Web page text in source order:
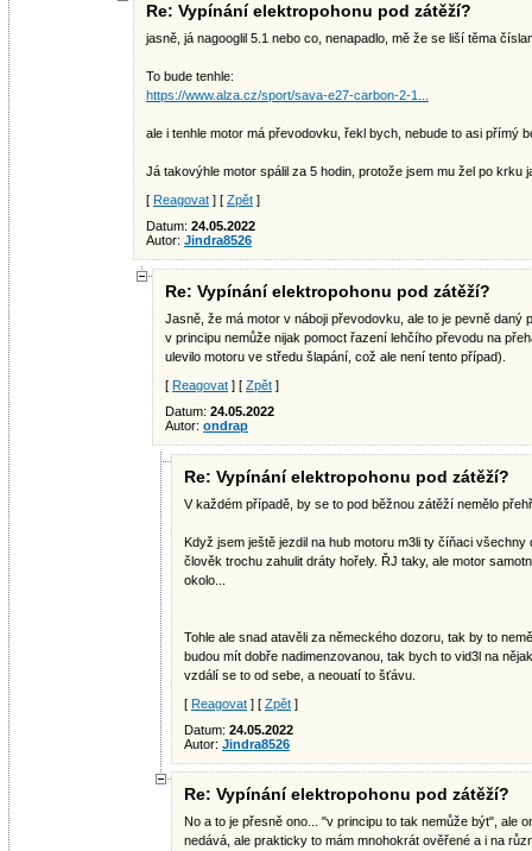
Re: Vypínání elektropohonu pod zátěží?
jasně, já nagooglil 5.1 nebo co, nenapadlo, mě že se liší těma
To bude tenhle:
https://www.alza.cz/sport/sava-e27-carbon-2-1...
ale i tenhle motor má převodovku, řekl bych, nebude to asi přímý
Já takovýhle motor spálil za 5 hodin, protože jsem mu žel po krku
[ Reagovat ] [ Zpět ]
Datum: 24.05.2022
Autor: Jindra8526
Re: Vypínání elektropohonu pod zátěží?
Jasně, že má motor v náboji převodovku, ale to je pevně daný
v principu nemůže nijak pomoct řazení lehčího převodu na
ulevilo motoru ve středu šlapání, což ale není tento případ).
[ Reagovat ] [ Zpět ]
Datum: 24.05.2022
Autor: ondrap
Re: Vypínání elektropohonu pod zátěží?
V každém případě, by se to pod běžnou zátěží nemělo
Když jsem ještě jezdil na hub motoru m3li ty číňaci
člověk trochu zahulit dráty hořely. ŘJ taky, ale motor
okolo...
Tohle ale snad atavěli za německého dozoru, tak by to
budou mít dobře nadimenzovanou, tak bych to vid3l na
vzdálí se to od sebe, a neouatí to šťávu.
[ Reagovat ] [ Zpět ]
Datum: 24.05.2022
Autor: Jindra8526
Re: Vypínání elektropohonu pod zátěží?
No a to je přesně ono... "v principu to tak nemůže být", ale
nedává, ale prakticky to mám mnohokrát ověřené a i na